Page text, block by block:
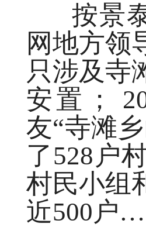
按景泰
网地方领
只涉及寺
安置；
友“寺滩
了528户
村民小组
近500户